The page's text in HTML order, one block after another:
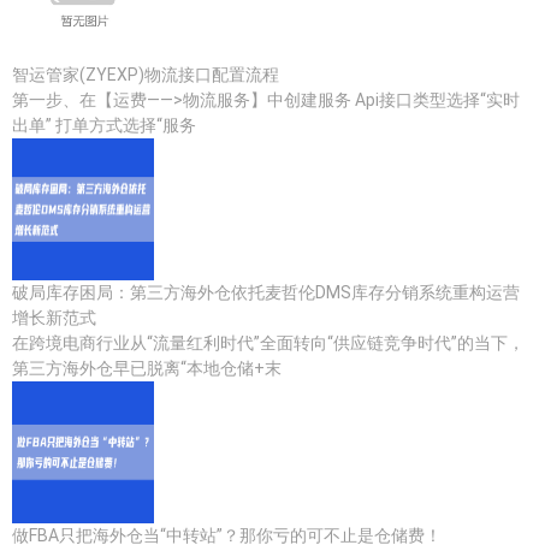
智运管家(ZYEXP)物流接口配置流程
第一步、在【运费——>物流服务】中创建服务 Api接口类型选择“实时
出单” 打单方式选择“服务
破局库存困局：第三方海外仓依托麦哲伦DMS库存分销系统重构运营
增长新范式
在跨境电商行业从“流量红利时代”全面转向“供应链竞争时代”的当下，
第三方海外仓早已脱离“本地仓储+末
做FBA只把海外仓当“中转站”？那你亏的可不止是仓储费！